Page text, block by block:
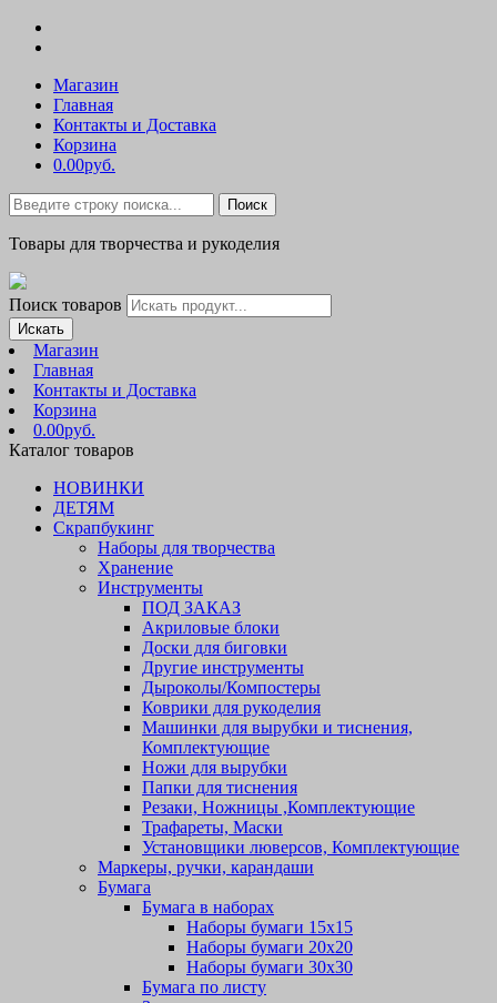
Магазин
Главная
Контакты и Доставка
Корзина
0.00руб.
Поиск
Товары для творчества и рукоделия
Поиск товаров
Искать
Магазин
Главная
Контакты и Доставка
Корзина
0.00руб.
Каталог товаров
НОВИНКИ
ДЕТЯМ
Скрапбукинг
Наборы для творчества
Хранение
Инструменты
ПОД ЗАКАЗ
Акриловые блоки
Доски для биговки
Другие инструменты
Дыроколы/Компостеры
Коврики для рукоделия
Машинки для вырубки и тиснения,
Комплектующие
Ножи для вырубки
Папки для тиснения
Резаки, Ножницы ,Комплектующие
Трафареты, Маски
Установщики люверсов, Комплектующие
Маркеры, ручки, карандаши
Бумага
Бумага в наборах
Наборы бумаги 15х15
Наборы бумаги 20х20
Наборы бумаги 30х30
Бумага по листу